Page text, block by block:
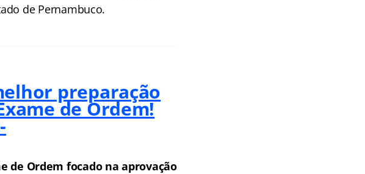
de Pernambuco.
preparação
de Ordem!
de Ordem focado na aprovação